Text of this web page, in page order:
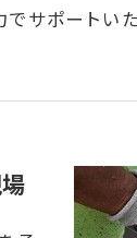
サポートいた